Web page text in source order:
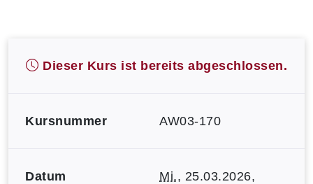
Dieser Kurs ist bereits abgeschlossen.
Kursnummer AW03-170
Datum Mi., 25.03.2026,